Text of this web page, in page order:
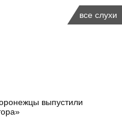
все слухи
выпустили